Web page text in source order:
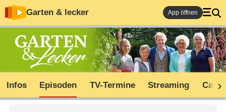
Garten & lecker App öffnen
Infos Episoden TV-Termine Streaming Cast